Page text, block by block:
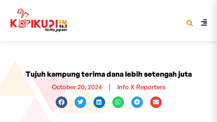
Tujuh kampung terima dana lebih setengah juta
October 20, 2024 Info X Reporters